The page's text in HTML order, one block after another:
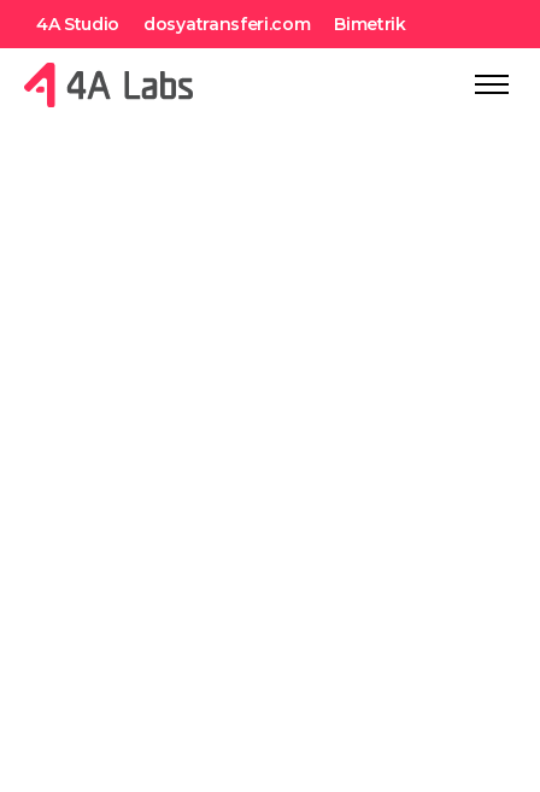
4A Studio dosyatransferi.com Bimetrik